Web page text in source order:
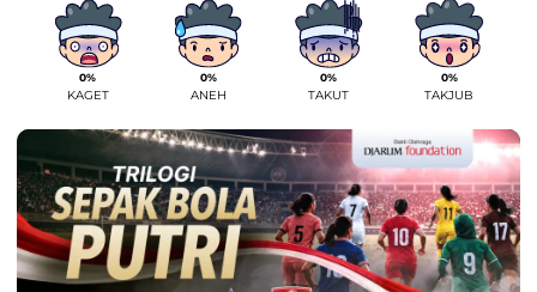
0%
KAGET
0%
ANEH
0%
TAKUT
0%
TAKJUB